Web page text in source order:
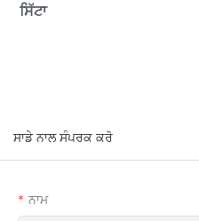
ਸਿੱਟਾ
ਸਾਡੇ ਨਾਲ ਸੰਪਰਕ ਕਰੋ
ਨਾਮ